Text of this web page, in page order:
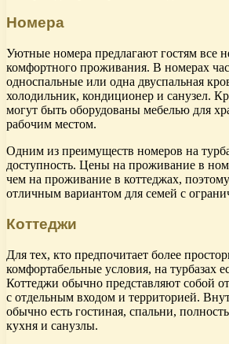
Номера
Уютные номера предлагают гостям все
комфортного проживания. В номерах
односпальные или одна двуспальная
холодильник, кондиционер и санузел.
могут быть оборудованы мебелью для
рабочим местом.
Одним из преимуществ номеров на
доступность. Цены на проживание в
чем на проживание в коттеджах,
отличным вариантом для семей с
Коттеджи
Для тех, кто предпочитает более
комфортабельные условия, на турбазах
Коттеджи обычно представляют собой
с отдельным входом и территорией.
обычно есть гостиная, спальни,
кухня и санузлы.